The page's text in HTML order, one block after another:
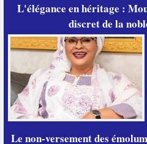
L'élégance en héritage :
discret de la
Le non-versement des